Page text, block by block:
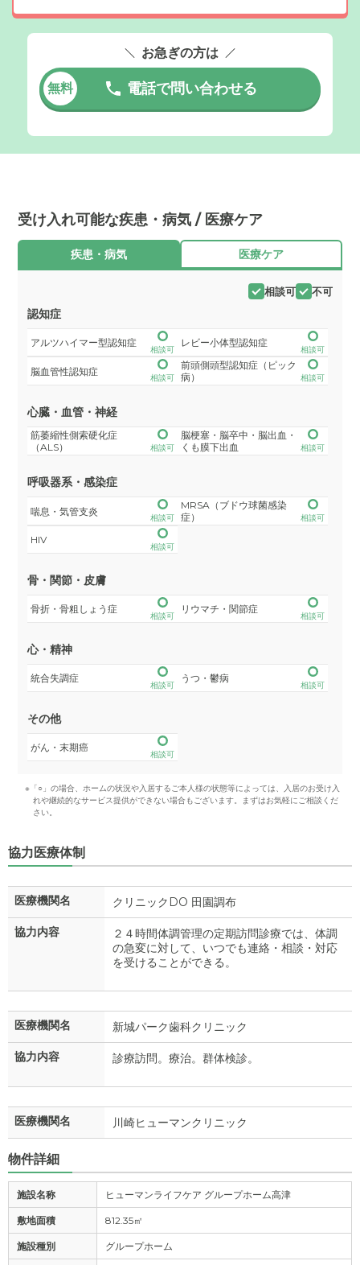
お急ぎの方は
無料 電話で問い合わせる
受け入れ可能な疾患・病気 / 医療ケア
疾患・病気 医療ケア
相談可 不可
認知症
アルツハイマー型認知症
相談可
レビー小体型認知症
相談可
脳血管性認知症
相談可
前頭側頭型認知症（ピック
病）
相談可
心臓・血管・神経
筋萎縮性側索硬化症
（ALS）
相談可
脳梗塞・脳卒中・脳出血・
くも膜下出血
相談可
呼吸器系・感染症
喘息・気管支炎
相談可
MRSA（ブドウ球菌感染
症）
相談可
HIV
相談可
骨・関節・皮膚
骨折・骨粗しょう症
相談可
リウマチ・関節症
相談可
心・精神
統合失調症
相談可
うつ・鬱病
相談可
その他
がん・末期癌
相談可
※「○」の場合、ホームの状況や入居するご本人様の状態等によっては、入居のお受け入
れや継続的なサービス提供ができない場合もございます。まずはお気軽にご相談くだ
さい。
協力医療体制
医療機関名 クリニックDO 田園調布
協力内容
２４時間体調管理の定期訪問診療では、体調
の急変に対して、いつでも連絡・相談・対応
を受けることができる。
医療機関名 新城パーク歯科クリニック
協力内容 診療訪問。療治。群体検診。
医療機関名 川崎ヒューマンクリニック
物件詳細
施設名称 ヒューマンライフケア グループホーム高津
敷地面積 812.35㎡
施設種別 グループホーム